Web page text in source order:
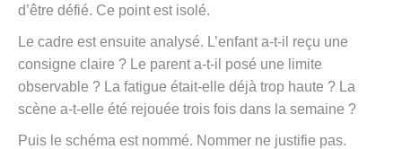
d’être défié. Ce point est isolé.
Le cadre est ensuite analysé. L’enfant a-t-il reçu une
consigne claire ? Le parent a-t-il posé une limite
observable ? La fatigue était-elle déjà trop haute ? La
scène a-t-elle été rejouée trois fois dans la semaine ?
Puis le schéma est nommé. Nommer ne justifie pas.